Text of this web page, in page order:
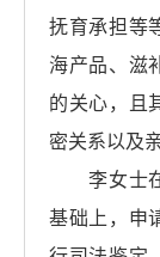
抚育承担等
海产品、滋
的关心，且
密关系以及
李女士在
基础上，申